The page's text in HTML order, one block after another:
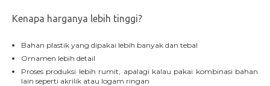
Kenapa harganya lebih tinggi?
Bahan plastik yang dipakai lebih banyak dan tebal
Ornamen lebih detail
Proses produksi lebih rumit, apalagi kalau pakai kombinasi bahan
lain seperti akrilik atau logam ringan